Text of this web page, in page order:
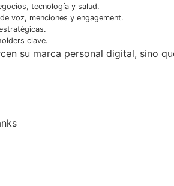
tecnología y salud.
voz, menciones y engagement.
clave.
su marca personal digital, sino